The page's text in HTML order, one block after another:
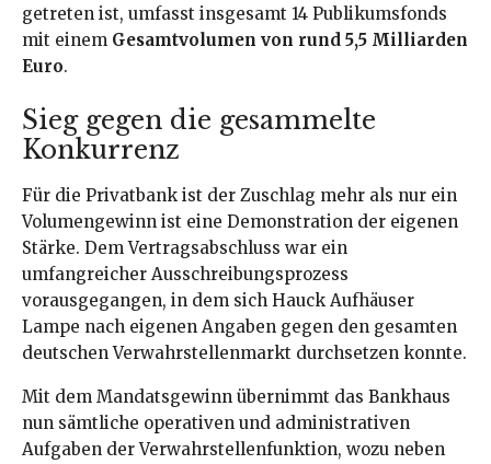
getreten ist, umfasst insgesamt 14 Publikumsfonds
mit einem Gesamtvolumen von rund 5,5 Milliarden
Euro.
Sieg gegen die gesammelte
Konkurrenz
Für die Privatbank ist der Zuschlag mehr als nur ein
Volumengewinn ist eine Demonstration der eigenen
Stärke. Dem Vertragsabschluss war ein
umfangreicher Ausschreibungsprozess
vorausgegangen, in dem sich Hauck Aufhäuser
Lampe nach eigenen Angaben gegen den gesamten
deutschen Verwahrstellenmarkt durchsetzen konnte.
Mit dem Mandatsgewinn übernimmt das Bankhaus
nun sämtliche operativen und administrativen
Aufgaben der Verwahrstellenfunktion, wozu neben